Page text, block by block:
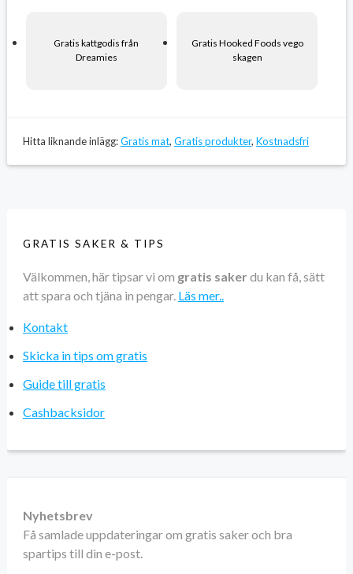
Gratis kattgodis från
Dreamies
Gratis Hooked Foods vego
skagen
Hitta liknande inlägg:Gratis mat, Gratis produkter, Kostnadsfri
GRATIS SAKER & TIPS
Välkommen, här tipsar vi om gratis saker du kan få, sätt
att spara och tjäna in pengar. Läs mer..
Kontakt
Skicka in tips om gratis
Guide till gratis
Cashbacksidor
Nyhetsbrev
Få samlade uppdateringar om gratis saker och bra
spartips till din e-post.